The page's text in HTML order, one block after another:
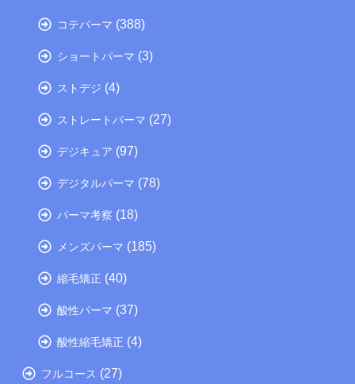
コテパーマ (388)
ショートパーマ (3)
ストデジ (4)
ストレートパーマ (27)
デジキュア (97)
デジタルパーマ (78)
パーマ考察 (18)
メンズパーマ (185)
縮毛矯正 (40)
酸性パーマ (37)
酸性縮毛矯正 (4)
フルコース (27)